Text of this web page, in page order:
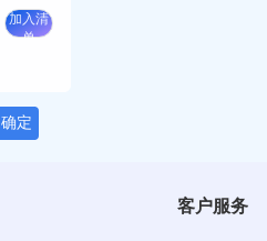
加入清
单
确定
客户服务